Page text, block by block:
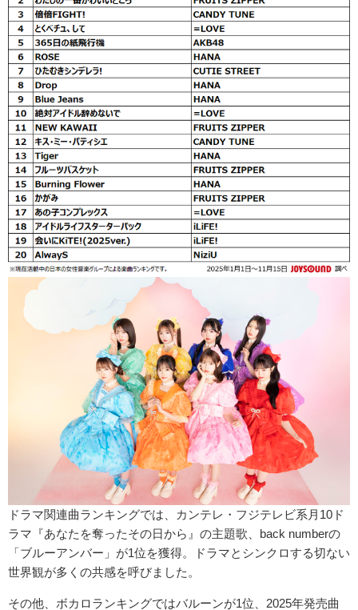
ドラマ関連曲ランキングでは、カンテレ・フジテレビ系月10ド
ラマ『あなたを奪ったその日から』の主題歌、back numberの
「ブルーアンバー」が1位を獲得。ドラマとシンクロする切ない
世界観が多くの共感を呼びました。
その他、ボカロランキングではバルーンが1位、2025年発売曲